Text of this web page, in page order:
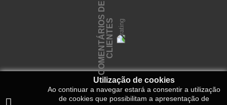
Utilização de cookies
Ao continuar a navegar estará a consentir a utilização
de cookies que possibilitam a apresentação de
C
O
M
E
N
T
Á
R
I
O
S
D
E
C
L
I
E
N
T
ES